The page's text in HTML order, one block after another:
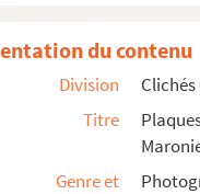
Maroniez et un homme
au bord de l'eau
un mur de lierre
du contenu
Division
Titre
Genre et